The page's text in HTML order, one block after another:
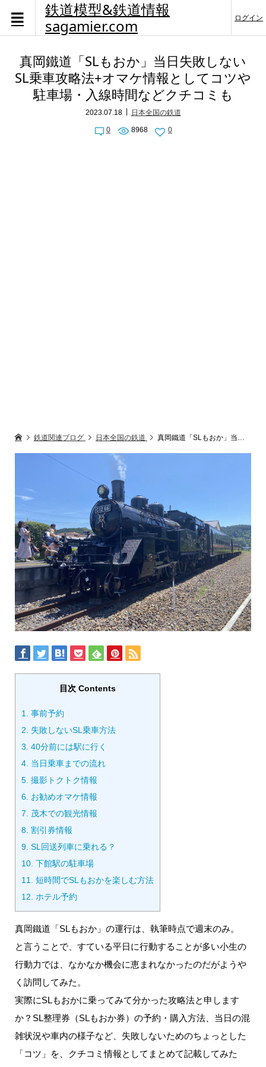
鉄道模型&鉄道情報
sagamier.com
ログイン
真岡鐵道「SLもおか」当日失敗しない
SL乗車攻略法+オマケ情報としてコツや
駐車場・入線時間などクチコミも
2023.07.18 日本全国の鉄道
0 8968 0
鉄道関連ブログ 日本全国の鉄道 真岡鐵道「SLもおか」当日失敗しないSL乗車攻略法+オマケ情報としてコツや駐車場・入線時間などクチコミも
目次 Contents
1.
事前予約
2.
失敗しないSL乗車方法
3. 40分前には駅に行く
4. 当日乗車までの流れ
5. 撮影トクトク情報
6. お勧めオマケ情報
7.
茂木での観光情報
8. 割引券情報
9. SL回送列車に乗れる？
10. 下館駅の駐車場
11.
短時間でSLもおかを楽しむ方法
12.
ホテル予約
真岡鐵道「SLもおか」の運行は、執筆時点で週末のみ。
と言うことで、すている平日に行動することが多い小生の
行動力では、なかなか機会に恵まれなかったのだがようや
く訪問してみた。
実際にSLもおかに乗ってみて分かった攻略法と申します
か？SL整理券（SLもおか券）の予約・購入方法、当日の混
雑状況や車内の様子など、失敗しないためのちょっとした
「コツ」を、クチコミ情報としてまとめて記載してみた